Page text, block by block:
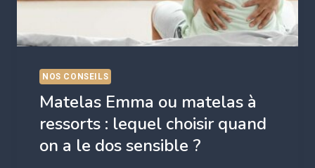
NOS CONSEILS
Matelas Emma ou matelas à
ressorts : lequel choisir quand
on a le dos sensible ?